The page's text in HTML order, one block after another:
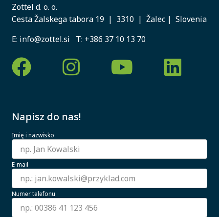
Zottel d. o. o.
Cesta Žalskega tabora 19 | 3310 | Žalec | Slovenia
E: info@zottel.si T: +386 37 10 13 70
Napisz do nas!
Imię i nazwisko
E-mail
Numer telefonu